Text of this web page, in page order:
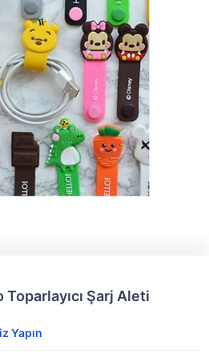
Şarj Aleti
Yapın